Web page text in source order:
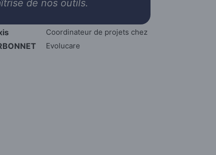
de nos outils.
Coordinateur de projets chez
Evolucare